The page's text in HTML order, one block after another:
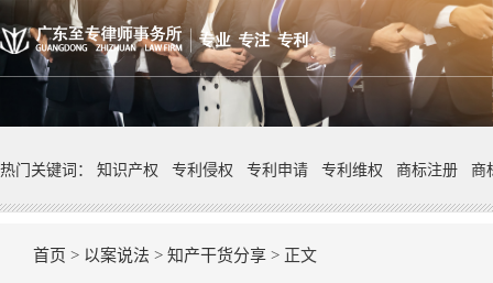
热门关键词： 知识产权 专利侵权 专利申请 专利维权 商标注册 商
首页 > 以案说法 > 知产干货分享 > 正文